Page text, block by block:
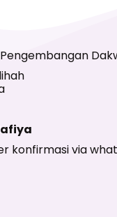
konfirmasi via